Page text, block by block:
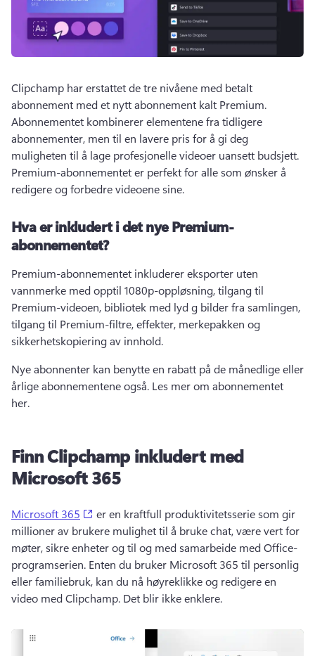
Clipchamp har erstattet de tre nivåene med betalt
Abonnementet kombinerer elementene fra tidligere
abonnementer, men til en lavere pris for å gi deg
Premium-abonnementet er perfekt for alle som ønsker å
redigere og forbedre videoene sine.
Hva er inkludert i det nye Premium-
abonnementet?
Premium-abonnementet inkluderer eksporter uten
vannmerke med opptil 1080p-oppløsning, tilgang til
Premium-videoen, bibliotek med lyd g bilder fra samlingen,
tilgang til Premium-filtre, effekter, merkepakken og
sikkerhetskopiering av innhold.
Nye abonnenter kan benytte en rabatt på de månedlige eller
årlige abonnementene også.
her.
Finn Clipchamp inkludert med
Microsoft 365
Microsoft 365 (opens in a new tab)
er en kraftfull produktivitetsserie som gir
millioner av brukere mulighet til å bruke chat, være vert for
møter, sikre enheter og til og med samarbeide med Office-
programserien. Enten du bruker Microsoft 365 til personlig
eller familiebruk, kan du nå høyreklikke og redigere en
video med Clipchamp. Det blir ikke enklere.